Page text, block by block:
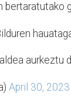
aurkeztu
April 30, 2023